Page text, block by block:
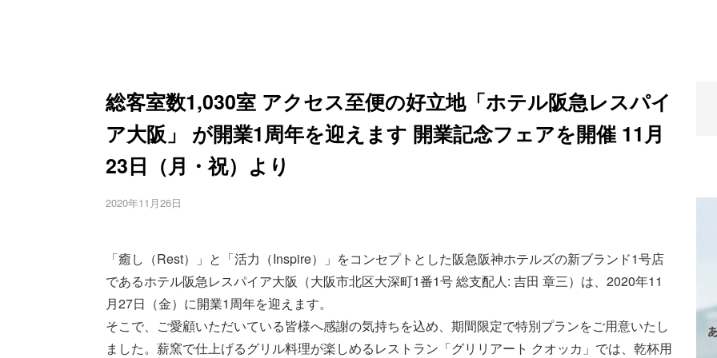
総客室数1,030室 アクセス至便の好立地「ホテル阪急レスパイ
ア大阪」 が開業1周年を迎えます 開業記念フェアを開催 11月
23日（月・祝）より
2020年11月26日
「癒し（Rest）」と「活力（Inspire）」をコンセプトとした阪急阪神ホテルズの新ブランド1号店
であるホテル阪急レスパイア大阪（大阪市北区大深町1番1号 総支配人: 吉田 章三）は、2020年11
月27日（金）に開業1周年を迎えます。
そこで、ご愛顧いただいている皆様へ感謝の気持ちを込め、期間限定で特別プランをご用意いたし
ました。薪窯で仕上げるグリル料理が楽しめるレストラン「グリリアート クオッカ」では、乾杯用